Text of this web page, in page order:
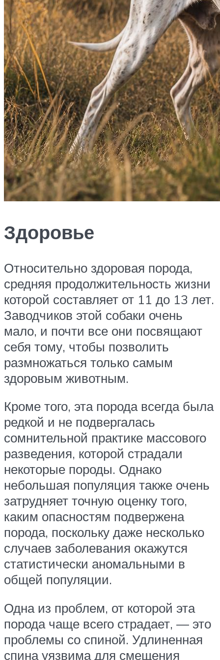
Здоровье
Относительно здоровая порода,
средняя продолжительность жизни
которой составляет от 11 до 13 лет.
Заводчиков этой собаки очень
мало, и почти все они посвящают
себя тому, чтобы позволить
размножаться только самым
здоровым животным.
Кроме того, эта порода всегда была
редкой и не подвергалась
сомнительной практике массового
разведения, которой страдали
некоторые породы. Однако
небольшая популяция также очень
затрудняет точную оценку того,
каким опасностям подвержена
порода, поскольку даже несколько
случаев заболевания окажутся
статистически аномальными в
общей популяции.
Одна из проблем, от которой эта
порода чаще всего страдает, — это
проблемы со спиной. Удлиненная
спина уязвима для смещения